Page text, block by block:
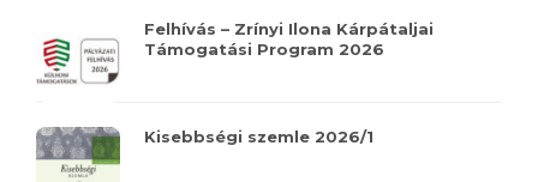
Felhívás – Zrínyi Ilona Kárpátaljai
Támogatási Program 2026
Kisebbségi szemle 2026/1